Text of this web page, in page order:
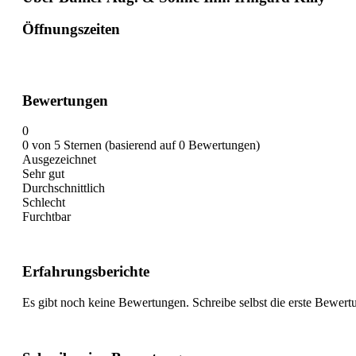
Öffnungszeiten
Bewertungen
0
0 von 5 Sternen (basierend auf 0 Bewertungen)
Ausgezeichnet
Sehr gut
Durchschnittlich
Schlecht
Furchtbar
Erfahrungsberichte
Es gibt noch keine Bewertungen. Schreibe selbst die erste